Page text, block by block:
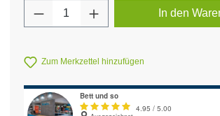
Produkt Anzahl: Gib den
In den
Zum Merkzettel hinzufügen